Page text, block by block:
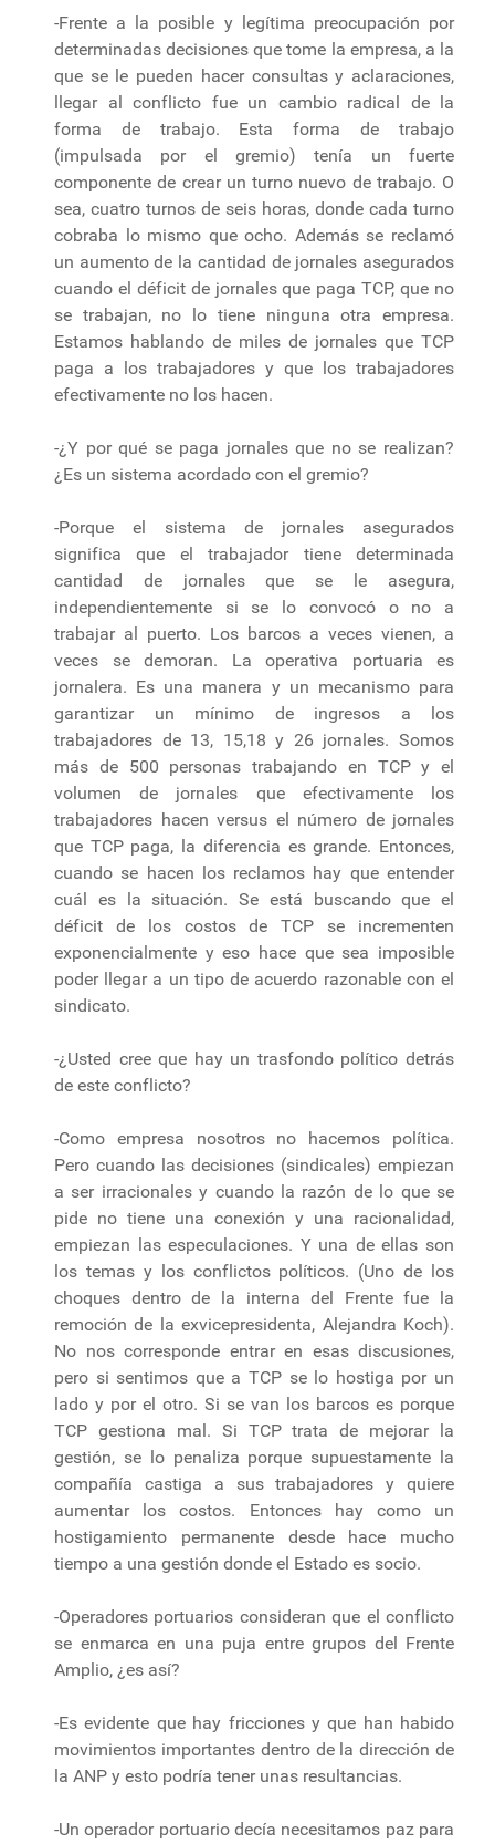
-Frente a la posible y legítima preocupación por
determinadas decisiones que tome la empresa, a la
que se le pueden hacer consultas y aclaraciones,
llegar al conflicto fue un cambio radical de la
forma de trabajo. Esta forma de trabajo
(impulsada por el gremio) tenía un fuerte
componente de crear un turno nuevo de trabajo. O
sea, cuatro turnos de seis horas, donde cada turno
cobraba lo mismo que ocho. Además se reclamó
un aumento de la cantidad de jornales asegurados
cuando el déficit de jornales que paga TCP, que no
se trabajan, no lo tiene ninguna otra empresa.
Estamos hablando de miles de jornales que TCP
paga a los trabajadores y que los trabajadores
efectivamente no los hacen.
-¿Y por qué se paga jornales que no se realizan?
¿Es un sistema acordado con el gremio?
-Porque el sistema de jornales asegurados
significa que el trabajador tiene determinada
cantidad de jornales que se le asegura,
independientemente si se lo convocó o no a
trabajar al puerto. Los barcos a veces vienen, a
veces se demoran. La operativa portuaria es
jornalera. Es una manera y un mecanismo para
garantizar un mínimo de ingresos a los
trabajadores de 13, 15,18 y 26 jornales. Somos
más de 500 personas trabajando en TCP y el
volumen de jornales que efectivamente los
trabajadores hacen versus el número de jornales
que TCP paga, la diferencia es grande. Entonces,
cuando se hacen los reclamos hay que entender
cuál es la situación. Se está buscando que el
déficit de los costos de TCP se incrementen
exponencialmente y eso hace que sea imposible
poder llegar a un tipo de acuerdo razonable con el
sindicato.
-¿Usted cree que hay un trasfondo político detrás
de este conflicto?
-Como empresa nosotros no hacemos política.
Pero cuando las decisiones (sindicales) empiezan
a ser irracionales y cuando la razón de lo que se
pide no tiene una conexión y una racionalidad,
empiezan las especulaciones. Y una de ellas son
los temas y los conflictos políticos. (Uno de los
choques dentro de la interna del Frente fue la
remoción de la exvicepresidenta, Alejandra Koch).
No nos corresponde entrar en esas discusiones,
pero si sentimos que a TCP se lo hostiga por un
lado y por el otro. Si se van los barcos es porque
TCP gestiona mal. Si TCP trata de mejorar la
gestión, se lo penaliza porque supuestamente la
compañía castiga a sus trabajadores y quiere
aumentar los costos. Entonces hay como un
hostigamiento permanente desde hace mucho
tiempo a una gestión donde el Estado es socio.
-Operadores portuarios consideran que el conflicto
se enmarca en una puja entre grupos del Frente
Amplio, ¿es así?
-Es evidente que hay fricciones y que han habido
movimientos importantes dentro de la dirección de
la ANP y esto podría tener unas resultancias.
-Un operador portuario decía necesitamos paz para